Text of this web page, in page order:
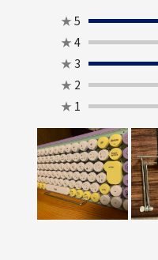
★ 5
★ 4
★ 3
★ 2
★ 1